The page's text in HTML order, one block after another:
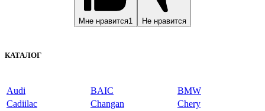
Мне нравится1 Не нравится
КАТАЛОГ
Audi BAIC
BMW
Cadiilac
Changan
Chery